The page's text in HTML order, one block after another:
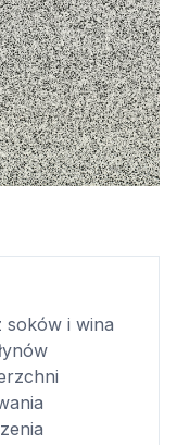
i wina